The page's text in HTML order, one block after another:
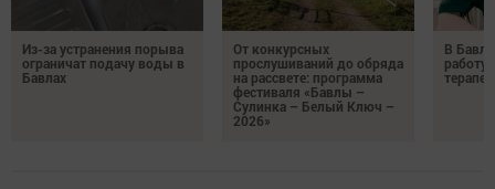
Из-за устранения порыва
ограничат подачу воды в
Бавлах
От конкурсных
прослушиваний до обряда
на рассвете: программа
фестиваля «Бавлы –
Сулинка – Белый Ключ –
2026»
В
работу